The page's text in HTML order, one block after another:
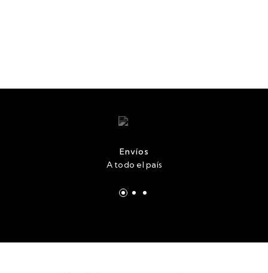
Envíos
A todo el país